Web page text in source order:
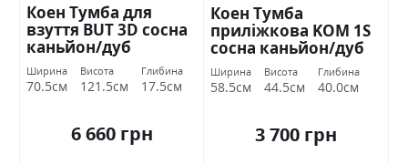
Коен Тумба для
взуття BUT 3D сосна
каньйон/дуб
корабельний БРВ
Україна
Ширина
70.5см
Висота
121.5см
Глибина
17.5см
6 660 грн
Коен Тумба
приліжкова KOM 1S
сосна каньйон/дуб
корабельний БРВ
Україна
Ширина
58.5см
Висота
44.5см
Глибина
40.0см
3 700 грн